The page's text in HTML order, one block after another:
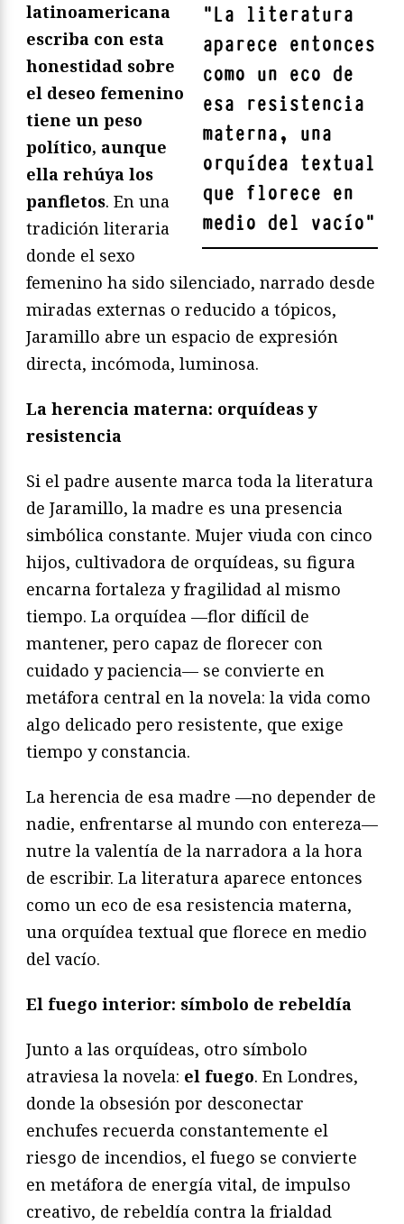
"La literatura
aparece entonces
como un eco de
esa resistencia
materna, una
orquídea textual
que florece en
medio del vacío"
latinoamericana
escriba con esta
honestidad sobre
el deseo femenino
tiene un peso
político, aunque
ella rehúya los
panfletos. En una
tradición literaria
donde el sexo
femenino ha sido silenciado, narrado desde
miradas externas o reducido a tópicos,
Jaramillo abre un espacio de expresión
directa, incómoda, luminosa.
La herencia materna: orquídeas y
resistencia
Si el padre ausente marca toda la literatura
de Jaramillo, la madre es una presencia
simbólica constante. Mujer viuda con cinco
hijos, cultivadora de orquídeas, su figura
encarna fortaleza y fragilidad al mismo
tiempo. La orquídea —flor difícil de
mantener, pero capaz de florecer con
cuidado y paciencia— se convierte en
metáfora central en la novela: la vida como
algo delicado pero resistente, que exige
tiempo y constancia.
La herencia de esa madre —no depender de
nadie, enfrentarse al mundo con entereza—
nutre la valentía de la narradora a la hora
de escribir. La literatura aparece entonces
como un eco de esa resistencia materna,
una orquídea textual que florece en medio
del vacío.
El fuego interior: símbolo de rebeldía
Junto a las orquídeas, otro símbolo
atraviesa la novela: el fuego. En Londres,
donde la obsesión por desconectar
enchufes recuerda constantemente el
riesgo de incendios, el fuego se convierte
en metáfora de energía vital, de impulso
creativo, de rebeldía contra la frialdad